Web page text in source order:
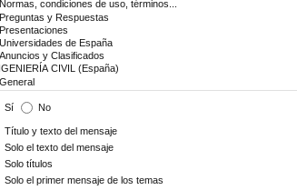
Sí No
Título y texto del mensaje
Solo el texto del mensaje
Solo títulos
Solo el primer mensaje de los temas